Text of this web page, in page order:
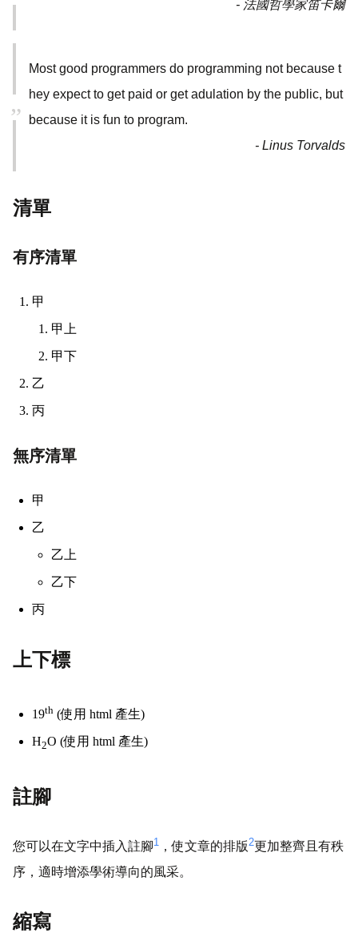
- 法國哲學家笛卡爾
Most good programmers do programming not because t
hey expect to get paid or get adulation by the public, but
because it is fun to program.
- Linus Torvalds
清單
有序清單
甲
甲上
甲下
乙
丙
無序清單
甲
乙
乙上
乙下
丙
上下標
19th (使用 html 產生)
H2O (使用 html 產生)
註腳
您可以在文字中插入註腳1 ，使文章的排版 2更加整齊且有秩
序，適時增添學術導向的風采。
縮寫